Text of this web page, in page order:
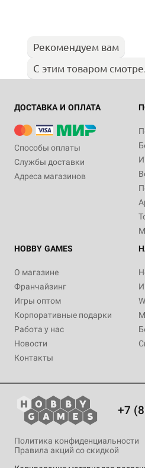
Рекомендуем вам
С этим товаром
ДОСТАВКА И ОПЛАТА
Способы оплаты
Службы доставки
Адреса магазинов
HOBBY GAMES
О магазине
Франчайзинг
Игры оптом
Корпоративные подарки
Работа у нас
Новости
Контакты
+7
Политика конфиденциальности
Правила акций со скидкой